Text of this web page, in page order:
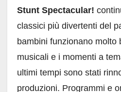
Stunt Spectacular!
classici più divertenti del
bambini funzionano molto
musicali e i momenti a
ultimi tempi sono stati
produzioni. Programmi e